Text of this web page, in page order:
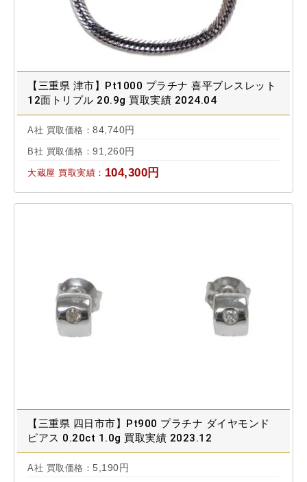
【三重県 津市】Pt1000 プラチナ 喜平ブレスレット
12面トリプル 20.9g 買取実績 2024.04
A社 買取価格： 84,740円
B社 買取価格： 91,260円
大蔵屋 買取実績： 104,300円
【三重県 四日市市】Pt900 プラチナ ダイヤモンド
ピアス 0.20ct 1.0g 買取実績 2023.12
A社 買取価格： 5,190円